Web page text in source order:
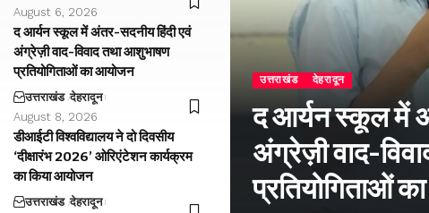
August 6, 2026
द आर्यन स्कूल में अंतर-सदनीय हिंदी एवं
अंग्रेज़ी वाद-विवाद तथा आशुभाषण
प्रतियोगिताओं का आयोजन
उत्तराखंड देहरादून
August 8, 2026
डीआईटी विश्वविद्यालय ने दो दिवसीय
‘दीक्षारंभ 2026’ ओरिएंटेशन कार्यक्रम
का किया आयोजन
उत्तराखंड देहरादून
उत्तराखंड देहरादून
द आर्यन स्कूल में
अंग्रेज़ी वाद-
प्रतियोगिताओं